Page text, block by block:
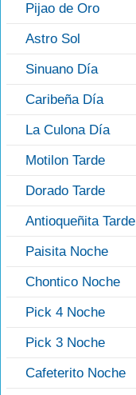
Pijao de Oro
Astro Sol
Sinuano Día
Caribeña Día
La Culona Día
Motilon Tarde
Dorado Tarde
Antioqueñita Tarde
Paisita Noche
Chontico Noche
Pick 4 Noche
Pick 3 Noche
Cafeterito Noche